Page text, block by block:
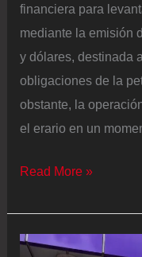
financiera para
mediante la emisión
y dólares, destinada
obligaciones de la
obstante, la
el erario en un
México
13.800
millones
Read More »